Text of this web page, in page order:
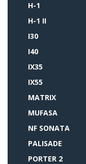
H-1
H-1 II
I30
I40
IX35
IX55
MATRIX
MUFASA
NF SONATA
PALISADE
PORTER 2